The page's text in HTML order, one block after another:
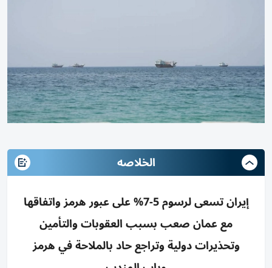
الخلاصه
إيران تسعى لرسوم 5-7% على عبور هرمز واتفاقها
مع عمان صعب بسبب العقوبات والتأمين
وتحذيرات دولية وتراجع حاد بالملاحة في هرمز